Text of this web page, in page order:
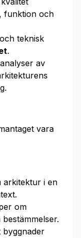
funktion och
teknisk
.
av
vara
arkitektur i en
om
byggnader